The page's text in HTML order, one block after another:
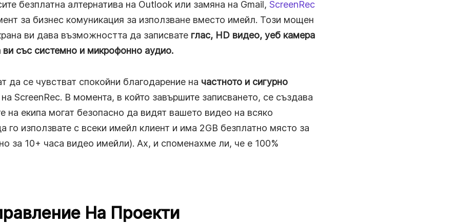
безплатна алтернатива на Outlook или замяна на Gmail, ScreenRec
за бизнес комуникация за използване вместо имейл. Този мощен
ви дава възможността да записвате глас, HD видео, уеб камера
ви със системно и микрофонно аудио.
да се чувстват спокойни благодарение на частното и сигурно
ScreenRec. В момента, в който завършите записването, се създава
на екипа могат безопасно да видят вашето видео на всяко
използвате с всеки имейл клиент и има 2GB безплатно място за
за 10+ часа видео имейли). Ах, и споменахме ли, че е 100%
На Проекти